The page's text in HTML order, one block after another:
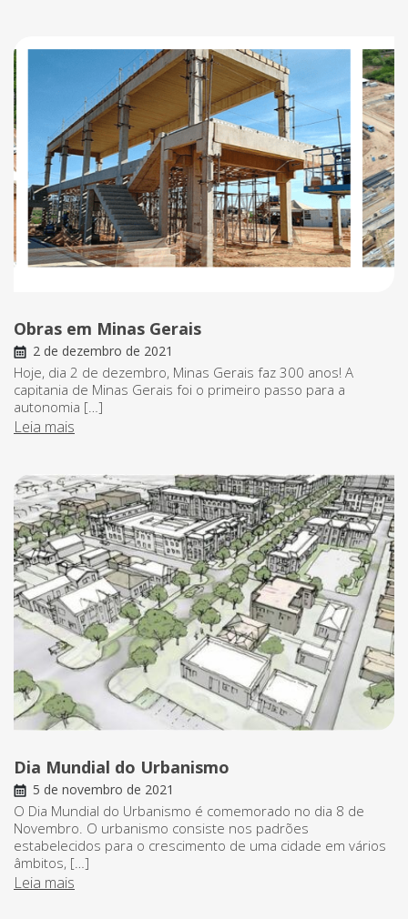
Obras em Minas Gerais
2 de dezembro de 2021
Hoje, dia 2 de dezembro, Minas Gerais faz 300 anos! A
capitania de Minas Gerais foi o primeiro passo para a
autonomia […]
Leia mais
Dia Mundial do Urbanismo
5 de novembro de 2021
O Dia Mundial do Urbanismo é comemorado no dia 8 de
Novembro. O urbanismo consiste nos padrões
estabelecidos para o crescimento de uma cidade em vários
âmbitos, […]
Leia mais